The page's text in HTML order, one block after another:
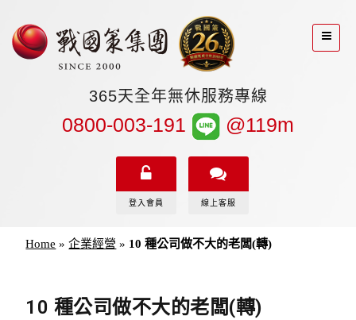
365天全年無休服務專線
0800-003-191 @119m
登入會員 線上客服
Home »企業經營 » 10 種公司做不大的老闆(轉)
10 種公司做不大的老闆(轉)